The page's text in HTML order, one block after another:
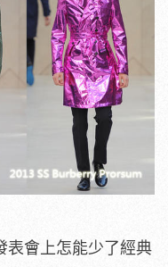
表會上怎能少了經典